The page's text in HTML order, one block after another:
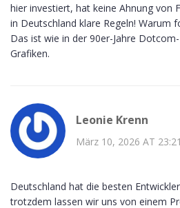
hier investiert, hat keine Ahnung von
in Deutschland klare Regeln! Warum
Das ist wie in der 90er-Jahre
Grafiken.
Leonie Krenn
März 10, 2026 AT 23:21
Deutschland hat die besten
trotzdem lassen wir uns von einem